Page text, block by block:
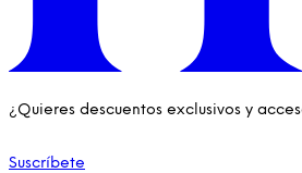
¿Quieres descuentos exclusivos y
Suscríbete